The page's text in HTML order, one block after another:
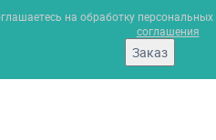
на обработку
соглашения
Заказ